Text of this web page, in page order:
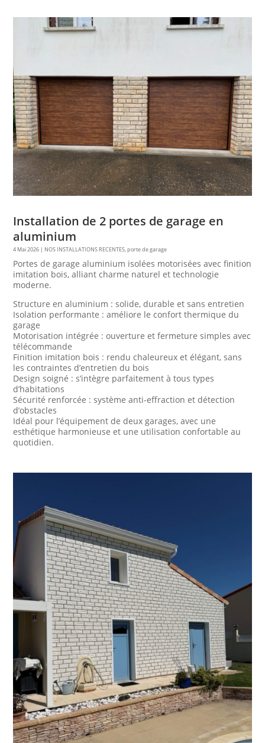
Installation de 2 portes de garage en
aluminium
4 Mai 2026 | NOS INSTALLATIONS RECENTES,porte de garage
Portes de garage aluminium isolées motorisées avec finition
imitation bois, alliant charme naturel et technologie
moderne.
Structure en aluminium : solide, durable et sans entretien
Isolation performante : améliore le confort thermique du
garage
Motorisation intégrée : ouverture et fermeture simples avec
télécommande
Finition imitation bois : rendu chaleureux et élégant, sans
les contraintes d’entretien du bois
Design soigné : s’intègre parfaitement à tous types
d’habitations
Sécurité renforcée : système anti-effraction et détection
d’obstacles
Idéal pour l’équipement de deux garages, avec une
esthétique harmonieuse et une utilisation confortable au
quotidien.